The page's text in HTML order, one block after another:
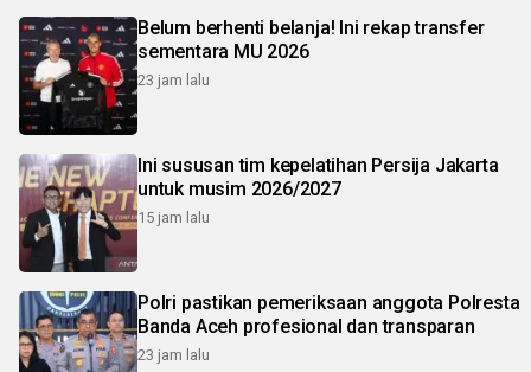
Belum berhenti belanja! Ini rekap transfer
sementara MU 2026
23 jam lalu
Ini sususan tim kepelatihan Persija Jakarta
untuk musim 2026/2027
15 jam lalu
Polri pastikan pemeriksaan anggota Polresta
Banda Aceh profesional dan transparan
23 jam lalu